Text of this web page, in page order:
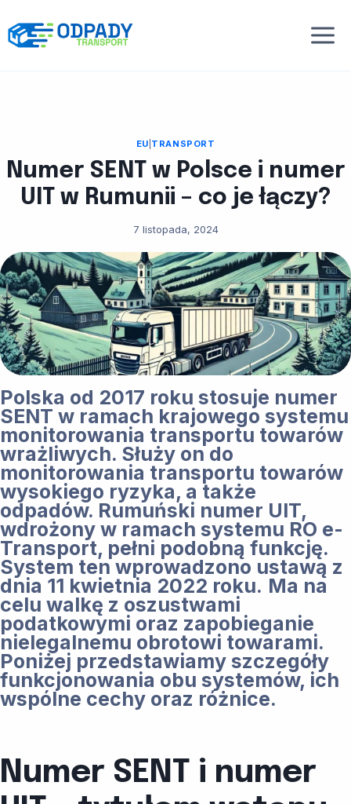
do
treści
EU TRANSPORT
Numer SENT w Polsce i numer
UIT w Rumunii – co je łączy?
7 listopada, 2024
Polska od 2017 roku stosuje numer
SENT w ramach krajowego systemu
monitorowania transportu towarów
wrażliwych. Służy on do
monitorowania transportu towarów
wysokiego ryzyka, a także
odpadów. Rumuński numer UIT,
wdrożony w ramach systemu RO e-
Transport, pełni podobną funkcję.
System ten wprowadzono ustawą z
dnia 11 kwietnia 2022 roku. Ma na
celu walkę z oszustwami
podatkowymi oraz zapobieganie
nielegalnemu obrotowi towarami​.
Poniżej przedstawiamy szczegóły
funkcjonowania obu systemów, ich
wspólne cechy oraz różnice.
Numer SENT i numer